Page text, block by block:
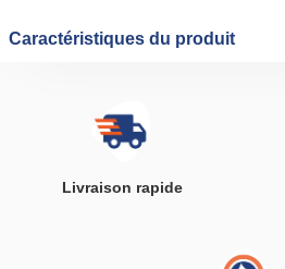
Caractéristiques du produit
Livraison rapide